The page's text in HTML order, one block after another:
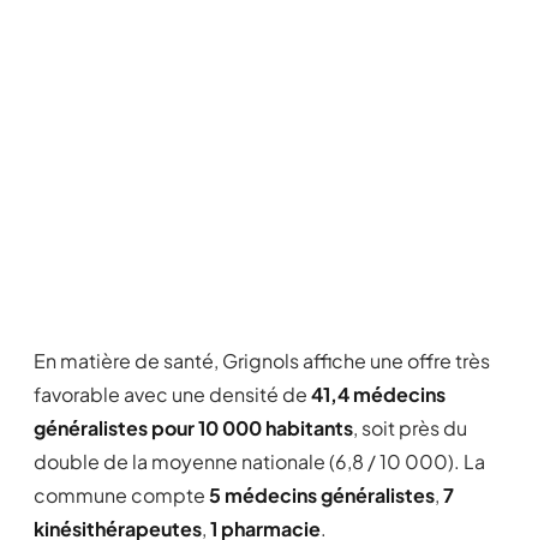
En matière de santé, Grignols affiche une offre très
favorable avec une densité de41,4 médecins
généralistes pour 10 000 habitants, soit près du
double de la moyenne nationale (6,8 / 10 000). La
commune compte5 médecins généralistes,7
kinésithérapeutes,1 pharmacie.